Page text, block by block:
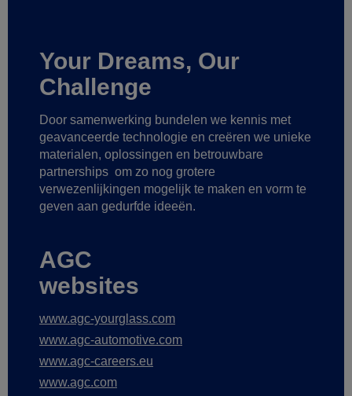
Your Dreams, Our
Challenge
Door samenwerking bundelen we kennis met
geavanceerde technologie en creëren we unieke
materialen, oplossingen en betrouwbare
partnerships om zo nog grotere
verwezenlijkingen mogelijk te maken en vorm te
geven aan gedurfde ideeën.
AGC
websites
www.agc-yourglass.com
www.agc-automotive.com
www.agc-careers.eu
www.agc.com